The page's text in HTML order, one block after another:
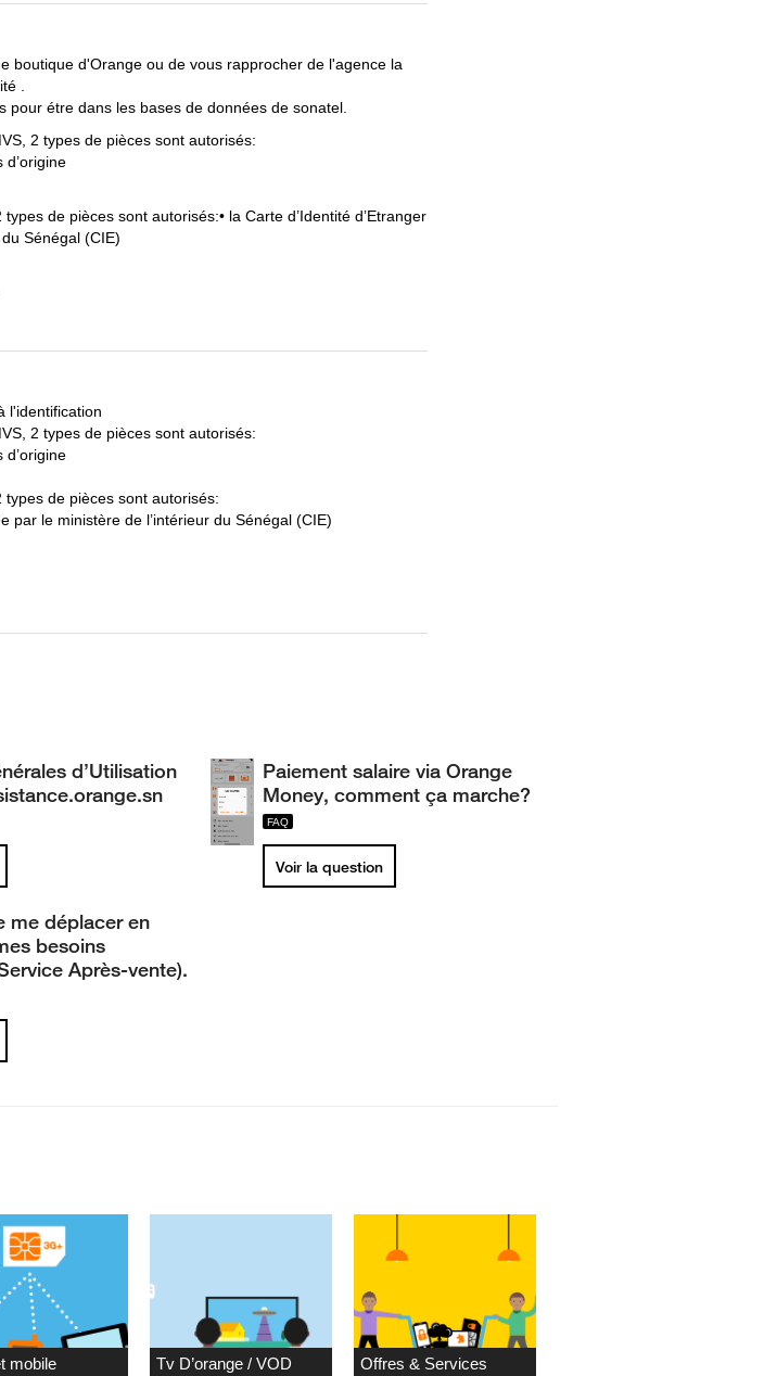
boutique d'Orange ou de vous rapprocher de l'agence la
.
pour étre dans les bases de données de sonatel.
2 types de pièces sont autorisés:
d’origine
de pièces sont autorisés:• la Carte d’Identité d’Etranger
Sénégal (CIE)
l'identification
2 types de pièces sont autorisés:
d’origine
types de pièces sont autorisés:
par le ministère de l’intérieur du Sénégal (CIE)
d’Utilisation
Paiement salaire via Orange
Money, comment ça marche?
Voir la question
me déplacer en
besoins
Après-vente).
mobile Tv D’orange / VOD
Offres & Services